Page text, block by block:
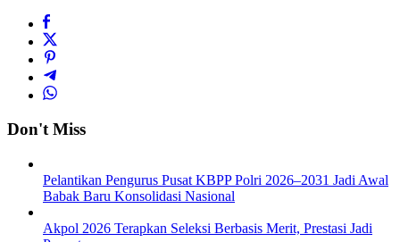
Don't Miss
Pelantikan Pengurus Pusat KBPP Polri 2026–2031 Jadi Awal
Babak Baru Konsolidasi Nasional
Akpol 2026 Terapkan Seleksi Berbasis Merit, Prestasi Jadi